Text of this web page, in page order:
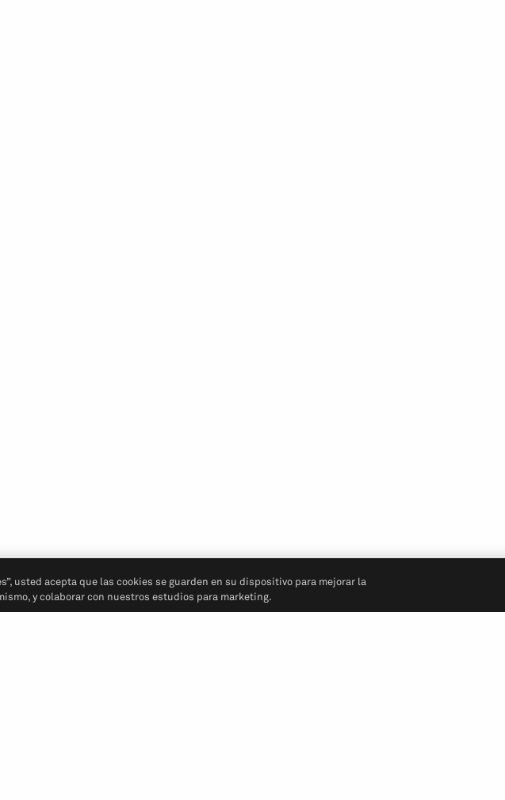
usted acepta que las cookies se guarden en su dispositivo para mejorar la
y colaborar con nuestros estudios para marketing.